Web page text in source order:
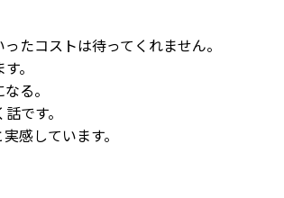
たコストは待ってくれません。
。
る。
です。
感しています。